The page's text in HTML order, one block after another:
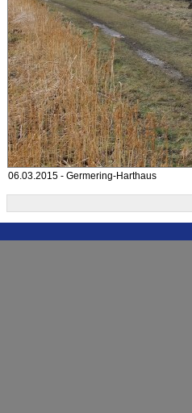
06.03.2015 - Germering-Harthaus